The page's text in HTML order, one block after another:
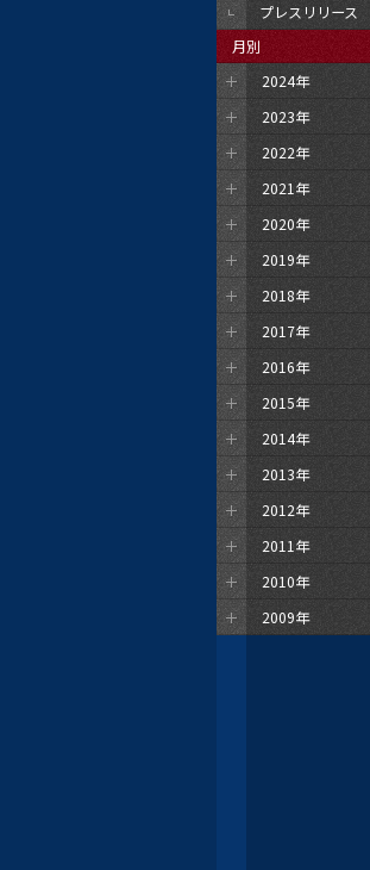
プレスリリース
月別
2024年
2023年
2022年
2021年
2020年
2019年
2018年
2017年
2016年
2015年
2014年
2013年
2012年
2011年
2010年
2009年